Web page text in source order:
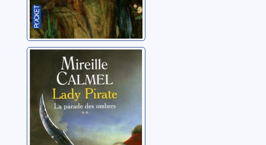
Lady pirate: [02]:
La parade des
ombres
Calmel, Mireille